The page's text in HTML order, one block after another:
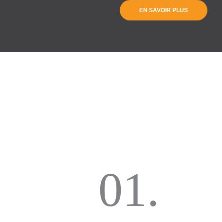
EN SAVOIR PLUS
01.